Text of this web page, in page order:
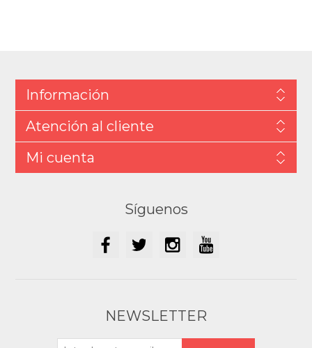
Información
Atención al cliente
Mi cuenta
Síguenos
NEWSLETTER